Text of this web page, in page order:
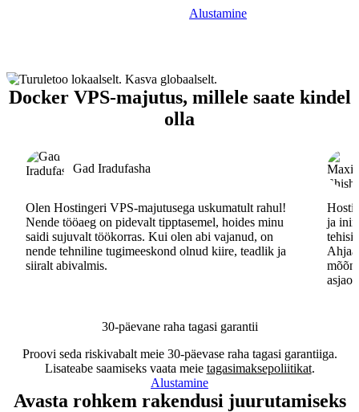
Alustamine
Docker VPS-majutus, millele saate kindel
olla
Gad Iradufasha
Olen Hostingeri VPS-majutusega uskumatult rahul!
Nende tööaeg on pidevalt tipptasemel, hoides minu
saidi sujuvalt töökorras. Kui olen abi vajanud, on
nende tehniline tugimeeskond olnud kiire, teadlik ja
siiralt abivalmis.
ja
30-päevane raha tagasi garantii
Proovi seda riskivabalt meie 30-päevase raha tagasi garantiiga.
Lisateabe saamiseks vaata meie tagasimaksepoliitikat.
Alustamine
Avasta rohkem rakendusi juurutamiseks